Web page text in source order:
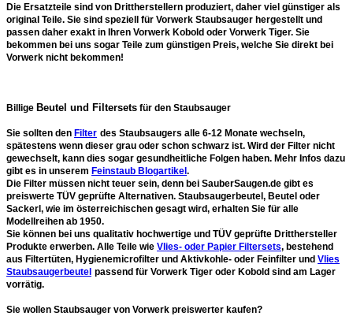
Die Ersatzteile sind von Drittherstellern produziert, daher viel günstiger als
original Teile. Sie sind speziell für Vorwerk Staubsauger hergestellt und
passen daher exakt in Ihren Vorwerk Kobold oder Vorwerk Tiger. Sie
bekommen bei uns sogar Teile zum günstigen Preis, welche Sie direkt bei
Vorwerk nicht bekommen!
Billige Beutel und Filtersets für den Staubsauger
Sie sollten den Filter des Staubsaugers alle 6-12 Monate wechseln,
spätestens wenn dieser grau oder schon schwarz ist. Wird der Filter nicht
gewechselt, kann dies sogar gesundheitliche Folgen haben. Mehr Infos dazu
gibt es in unserem Feinstaub Blogartikel.
Die Filter müssen nicht teuer sein, denn bei SauberSaugen.de gibt es
preiswerte TÜV geprüfte Alternativen. Staubsaugerbeutel, Beutel oder
Sackerl, wie im österreichischen gesagt wird, erhalten Sie für alle
Modellreihen ab 1950.
Sie können bei uns qualitativ hochwertige und TÜV geprüfte Dritthersteller
Produkte erwerben. Alle Teile wie Vlies- oder Papier Filtersets, bestehend
aus Filtertüten, Hygienemicrofilter und Aktivkohle- oder Feinfilter und Vlies
Staubsaugerbeutel passend für Vorwerk Tiger oder Kobold sind am Lager
vorrätig.
Sie wollen Staubsauger von Vorwerk preiswerter kaufen?